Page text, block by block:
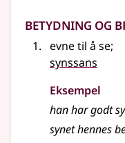
Betydning og
evne til å se;
synssans
Eksempel
han har godt
synet hennes